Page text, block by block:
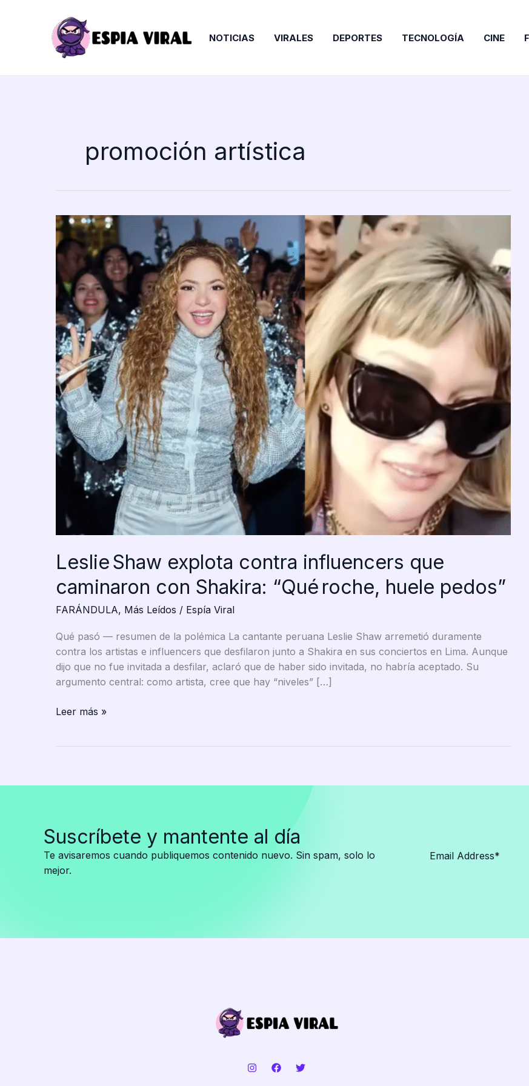
NOTICIAS VIRALES DEPORTES TECNOLOGÍA CINE
promoción artística
Leslie Shaw explota contra influencers que
caminaron con Shakira: “Qué roche, huele pedos”
FARÁNDULA, Más Leídos / Espía Viral
Qué pasó — resumen de la polémica La cantante peruana Leslie Shaw arremetió duramente
contra los artistas e influencers que desfilaron junto a Shakira en sus conciertos en Lima. Aunque
dijo que no fue invitada a desfilar, aclaró que de haber sido invitada, no habría aceptado. Su
argumento central: como artista, cree que hay “niveles” […]
Leslie Shaw
caminaron
“Qué roche,
huele
pedos”
Leer más »
Suscríbete y mantente al día
Te avisaremos cuando publiquemos contenido nuevo. Sin spam, solo lo
mejor.